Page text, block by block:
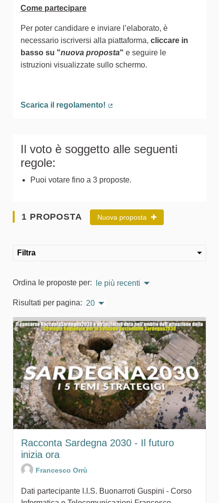
Come partecipare
Per poter candidare e inviare l’elaborato, è
necessario iscriversi alla piattaforma, cliccare in
basso su "nuova proposta" e seguire le
istruzioni visualizzate sullo schermo.
Scarica il regolamento!
Il voto è soggetto alle seguenti
regole:
Puoi votare fino a 3 proposte.
1 PROPOSTA Nuova proposta
Filtra
Ordina le proposte per: le più recenti
Risultati per pagina: 20
Racconta Sardegna 2030 - Il futuro
inizia ora
Francesco Orrù
Dati partecipante I.I.S. Buonarroti Guspini - Corso